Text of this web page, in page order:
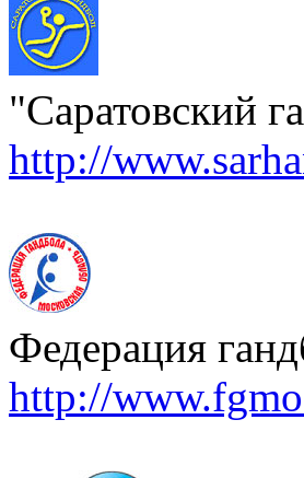
"Саратовский
http://
Федерация
http://